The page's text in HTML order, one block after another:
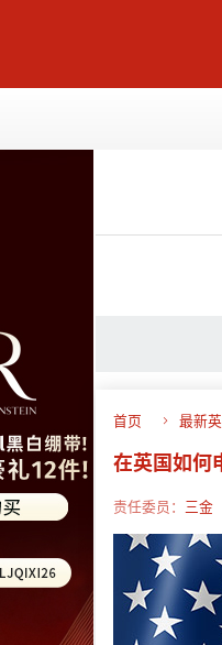
首页 最新
在英国如何
责任委员： 三金